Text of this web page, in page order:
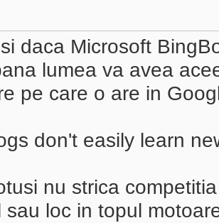
daca Microsoft
lumea va avea
pe care o are in
don't easily learn
nu strica
sau loc in topul